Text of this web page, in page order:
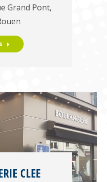
Grand Pont,
CLEE